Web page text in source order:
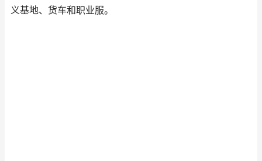
义基地、货车和职业服。